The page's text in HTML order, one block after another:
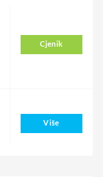
Cjenik
Više